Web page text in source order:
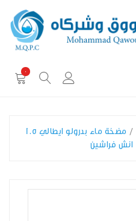
0
مضخة ماء بدرولو ايطالي 1.5